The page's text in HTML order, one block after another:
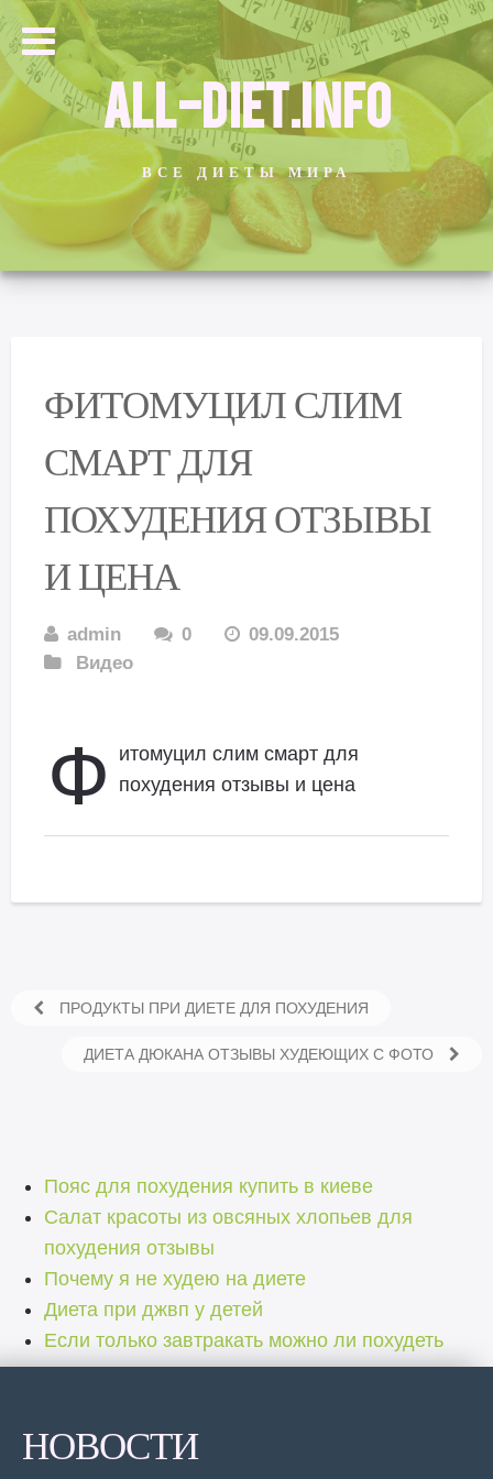
ALL-DIET.INFO
ВСЕ ДИЕТЫ МИРА
ФИТОМУЦИЛ СЛИМ
СМАРТ ДЛЯ
ПОХУДЕНИЯ ОТЗЫВЫ
И ЦЕНА
admin 0
09.09.2015
Видео
Ф
итомуцил слим смарт для
похудения отзывы и цена
ПРОДУКТЫ ПРИ ДИЕТЕ ДЛЯ ПОХУДЕНИЯ
ДИЕТА ДЮКАНА ОТЗЫВЫ ХУДЕЮЩИХ С ФОТО
Пояс для похудения купить в киеве
Салат красоты из овсяных хлопьев для
похудения отзывы
Почему я не худею на диете
Диета при джвп у детей
Если только завтракать можно ли похудеть
НОВОСТИ